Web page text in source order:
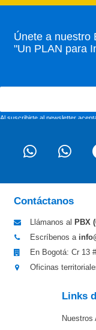
Únete a nuestro
"Un PLAN para
Al suscribirte al newsletter
Contáctanos
Llámanos al PBX
Escríbenos a
En Bogotá: Cr 13
Oficinas
Links
Nuestros